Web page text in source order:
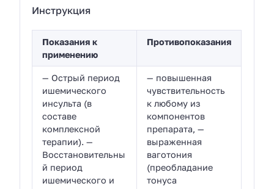
Инструкция
Показания к
применению
Противопоказания
— Острый период
ишемического
инсульта (в
составе
комплексной
терапии). —
Восстановительны
й период
ишемического и
— повышенная
чувствительность
к любому из
компонентов
препарата, —
выраженная
ваготония
(преобладание
тонуса